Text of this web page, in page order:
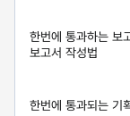
한번에 통과하는 보
보고서 작성법
한번에 통과되는 기